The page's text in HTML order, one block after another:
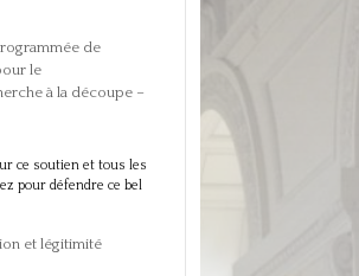
de
le
à la découpe –
ce soutien et tous les
pour défendre ce bel
et légitimité